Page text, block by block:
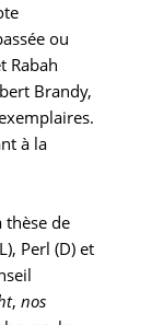
ou
Rabah
Brandy,
à la
thèse de
Perl (D) et
, nos